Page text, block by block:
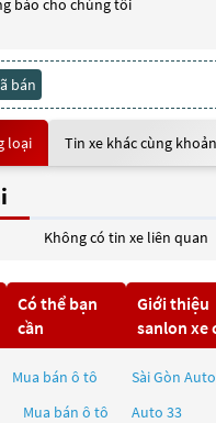
báo cho chúng tôi
bán
loại Tin xe khác cùng
Không có tin xe liên quan
Có thể bạn
cần
Mua bán ô tô
Mua bán ô tô
Giới thiệu
sanlon xe
Sài Gòn Auto
Auto 33